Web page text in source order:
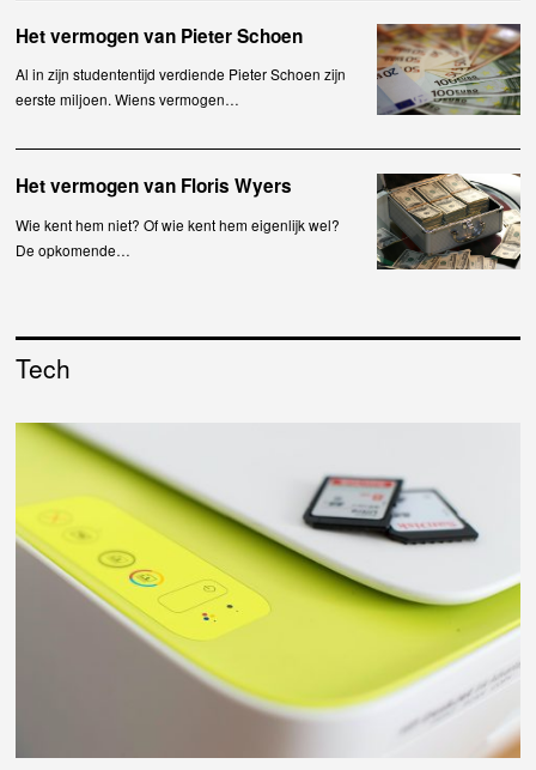
Het vermogen van Pieter Schoen
Al in zijn studententijd verdiende Pieter Schoen zijn
eerste miljoen. Wiens vermogen…
Het vermogen van Floris Wyers
Wie kent hem niet? Of wie kent hem eigenlijk wel?
De opkomende…
Tech